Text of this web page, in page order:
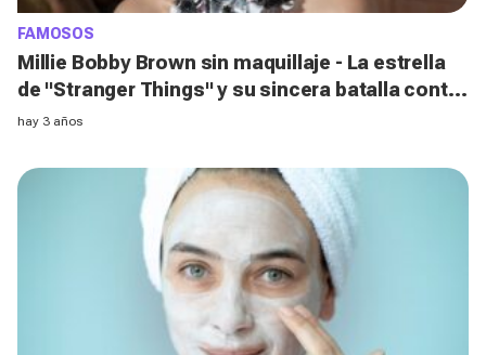
FAMOSOS
Millie Bobby Brown sin maquillaje - La estrella
de "Stranger Things" y su sincera batalla contra
el acné
hay 3 años